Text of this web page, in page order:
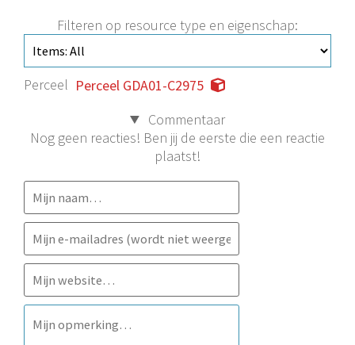
Filteren op resource type en eigenschap:
Perceel Perceel GDA01-C2975
Commentaar
Nog geen reacties! Ben jij de eerste die een reactie
plaatst!